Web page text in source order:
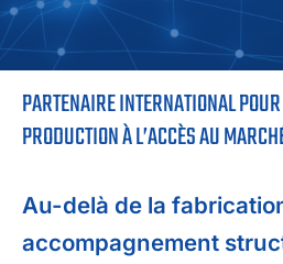
PARTENAIRE INTERNATIONAL
PRODUCTION À L’ACCÈS AU
Au-delà de la
accompagnement